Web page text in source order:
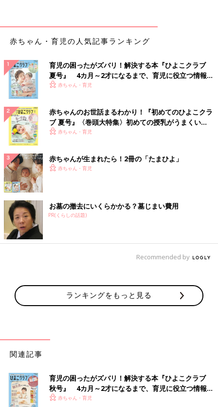
赤ちゃん・育児の人気記事ランキング
育児の困ったがズバリ！解決する本『ひよこクラブ
夏号』 4カ月～2才になるまで、育児に役立つ情報が
いっぱい！
赤ちゃん・育児
赤ちゃんのお世話まるわかり！『初めてのひよこクラ
ブ 夏号』〈巻頭大特集〉初めての授乳がうまくい
く！ おっぱい・ミルクの基本と夏のトラブル 解決テ
赤ちゃん・育児
赤ちゃんが生まれたら！2冊の「たまひよ」
赤ちゃん・育児
お墓の撤去にいくらかかる？墓じまい費用
PR(くらしの話題)
Recommended by
ランキングをもっと見る
関連記事
育児の困ったがズバリ！解決する本『ひよこクラブ
秋号』 4カ月～2才になるまで、育児に役立つ情報が
いっぱい！
赤ちゃん・育児